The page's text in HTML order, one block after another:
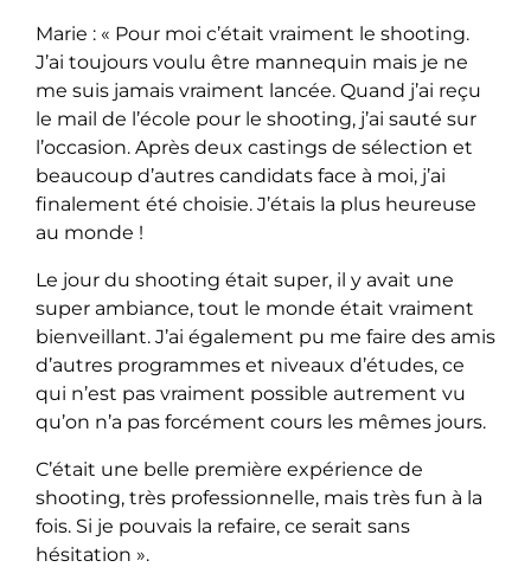
Marie : « Pour moi c’était vraiment le shooting.
J’ai toujours voulu être mannequin mais je ne
me suis jamais vraiment lancée. Quand j’ai reçu
le mail de l’école pour le shooting, j’ai sauté sur
l’occasion. Après deux castings de sélection et
beaucoup d’autres candidats face à moi, j’ai
finalement été choisie. J’étais la plus heureuse
au monde !
Le jour du shooting était super, il y avait une
super ambiance, tout le monde était vraiment
bienveillant. J’ai également pu me faire des amis
d’autres programmes et niveaux d’études, ce
qui n’est pas vraiment possible autrement vu
qu’on n’a pas forcément cours les mêmes jours.
C’était une belle première expérience de
shooting, très professionnelle, mais très fun à la
fois. Si je pouvais la refaire, ce serait sans
hésitation ».